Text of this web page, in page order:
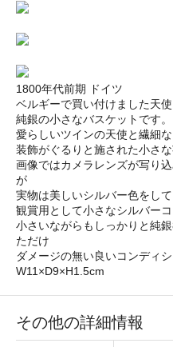
1800年代前期 ドイツ
ベルギーで買い付けました天
純銀の小さなバスケットです。
愛らしいツインの天使と繊細
装飾がぐるりと施された小さな
画像ではカメラレンズが写り
が
実物は美しいシルバー色をして
観賞用として小さなシルバー
小さいながらもしっかりと純
ただけ
ダメージの無い良いコンディシ
W11×D9×H1.5cm
その他の詳細情報